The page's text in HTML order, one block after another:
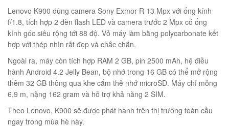
GIỎ
Lenovo K900 dùng camera Sony Exmor R 13 Mpx với ống kính
f/1.8, tích hợp 2 đèn flash LED và camera trước 2 Mpx có ống
kính góc siêu rộng tới 88 độ. Vỏ máy làm bằng polycarbonate kết
hợp với thép nhìn rất đẹp và chắc chắn.
Ngoài ra, máy còn tích hợp RAM 2 GB, pin 2500 mAh, hệ điều
hành Android 4.2 Jelly Bean, bộ nhớ trong 16 GB có thể mở rộng
thêm 32 GB thông qua khe cắm thẻ nhớ microSD. Máy chỉ mỏng
6,9 m, nặng 162 gram và hỗ trợ khả năng 2 SIM.
Theo Lenovo, K900 sẽ được phát hành trên thị trường toàn cầu
ngay trong mùa hè này.